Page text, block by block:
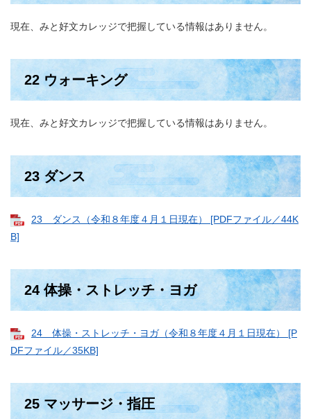
現在、みと好文カレッジで把握している情報はありません。
22 ウォーキング
現在、みと好文カレッジで把握している情報はありません。
23 ダンス
23 ダンス（令和８年度４月１日現在） [PDFファイル／44K
B]
24 体操・ストレッチ・ヨガ
24 体操・ストレッチ・ヨガ（令和８年度４月１日現在） [P
DFファイル／35KB]
25 マッサージ・指圧